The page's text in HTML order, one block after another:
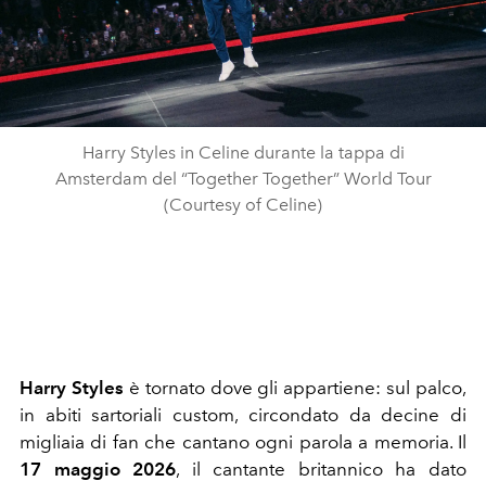
Harry Styles in Celine durante la tappa di
Amsterdam del “Together Together” World Tour
(Courtesy of Celine)
Harry Styles è tornato dove gli appartiene: sul palco,
in abiti sartoriali custom, circondato da decine di
migliaia di fan che cantano ogni parola a memoria. Il
17 maggio 2026, il cantante britannico ha dato